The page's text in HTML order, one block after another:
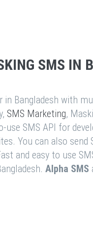
SMS IN
in Bangladesh with
SMS Marketing,
SMS API for
You can also send
and easy to use
Alpha SMS